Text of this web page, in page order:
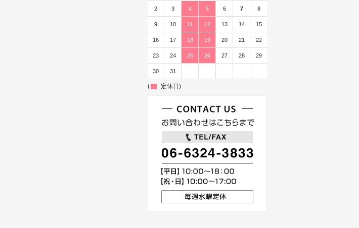
2 3 4 5 6 7 8
9 10 11 12 13 14 15
16 17 18 19 20 21 22
23 24 25 26 27 28 29
30 31
( 定休日)